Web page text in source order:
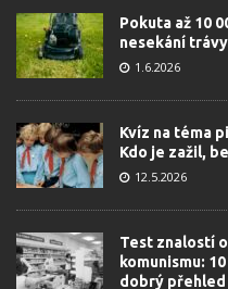
Pokuta až 10
nesekání
1.6.2026
Kvíz na téma
Kdo je zažil,
12.5.2026
Test znalostí
komunismu:
dobrý přehled